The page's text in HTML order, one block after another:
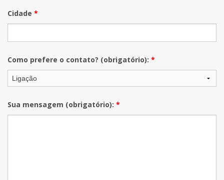
Cidade *
Como prefere o contato? (obrigatório): *
Sua mensagem (obrigatório): *